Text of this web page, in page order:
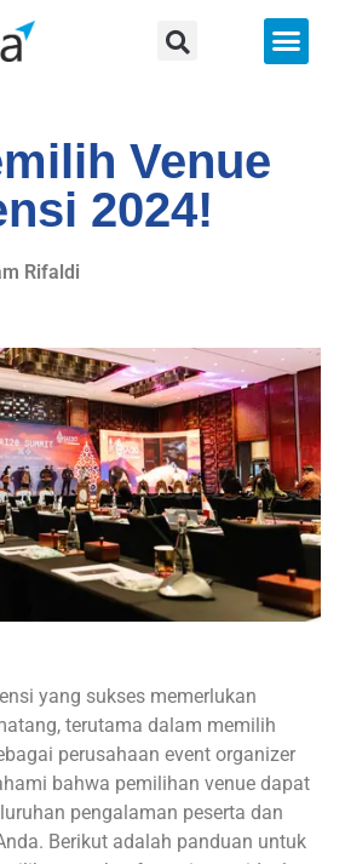
Venue
2024!
Rifaldi
yang sukses memerlukan
terutama dalam memilih
perusahaan event organizer
bahwa pemilihan venue dapat
pengalaman peserta dan
Berikut adalah panduan untuk